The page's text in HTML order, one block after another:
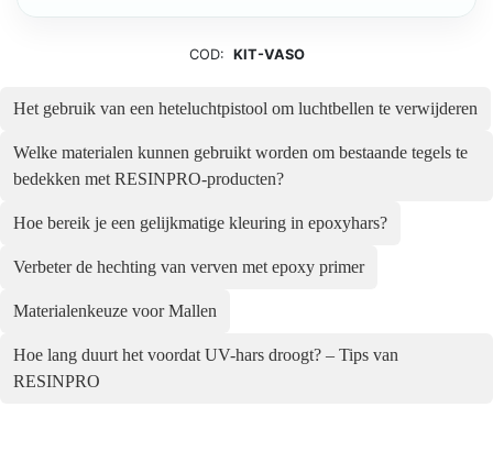
COD: KIT-VASO
Het gebruik van een heteluchtpistool om luchtbellen te verwijderen
Welke materialen kunnen gebruikt worden om bestaande tegels te
bedekken met RESINPRO-producten?
Hoe bereik je een gelijkmatige kleuring in epoxyhars?
Verbeter de hechting van verven met epoxy primer
Materialenkeuze voor Mallen
Hoe lang duurt het voordat UV-hars droogt? – Tips van
RESINPRO